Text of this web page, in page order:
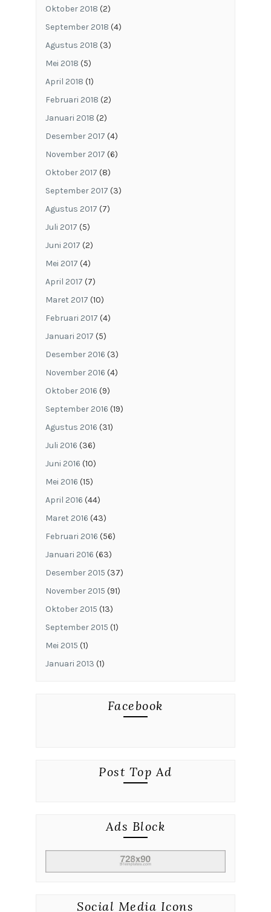
Oktober 2018 (2)
September 2018 (4)
Agustus 2018 (3)
Mei 2018 (5)
April 2018 (1)
Februari 2018 (2)
Januari 2018 (2)
Desember 2017 (4)
November 2017 (6)
Oktober 2017 (8)
September 2017 (3)
Agustus 2017 (7)
Juli 2017 (5)
Juni 2017 (2)
Mei 2017 (4)
April 2017 (7)
Maret 2017 (10)
Februari 2017 (4)
Januari 2017 (5)
Desember 2016 (3)
November 2016 (4)
Oktober 2016 (9)
September 2016 (19)
Agustus 2016 (31)
Juli 2016 (36)
Juni 2016 (10)
Mei 2016 (15)
April 2016 (44)
Maret 2016 (43)
Februari 2016 (56)
Januari 2016 (63)
Desember 2015 (37)
November 2015 (91)
Oktober 2015 (13)
September 2015 (1)
Mei 2015 (1)
Januari 2013 (1)
Facebook
Post Top Ad
Ads Block
Social Media Icons